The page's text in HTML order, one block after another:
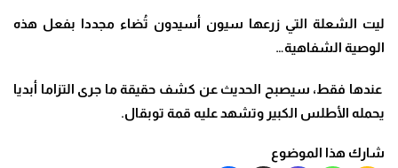
ليت الشعلة التي زرعها سيون أسيدون تُضاء مجددا بفعل هذه
الوصية الشفاهية…
عندها فقط، سيصبح الحديث عن كشف حقيقة ما جرى التزاما أبديا
يحمله الأطلس الكبير وتشهد عليه قمة توبقال.
شارك هذا الموضوع